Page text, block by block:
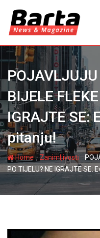
content
BIJELE
IGRAJTE SE:
pitanju!
Home-Zanimljivosti
PO TIJELU? NE IGRAJTE SE: